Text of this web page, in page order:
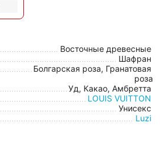
Восточные древесные
Шафран
Болгарская роза, Гранатовая
роза
Уд, Какао, Амбретта
LOUIS VUITTON
Унисекс
Luzi